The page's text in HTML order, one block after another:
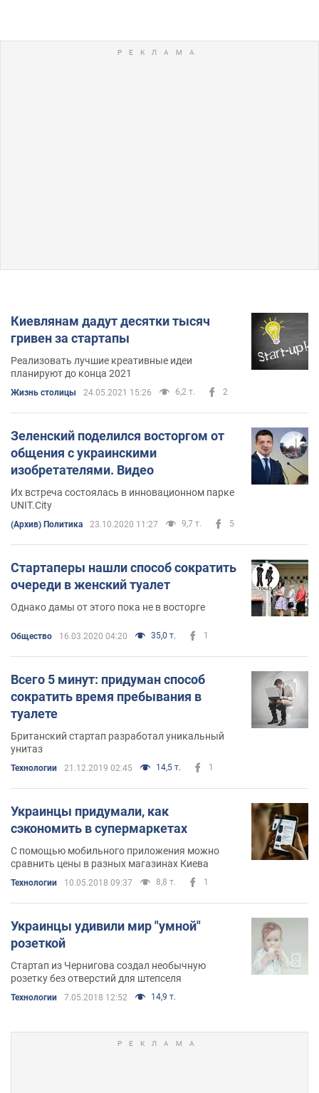
Киевлянам дадут десятки тысяч
гривен за стартапы
Реализовать лучшие креативные идеи
планируют до конца 2021
Жизнь столицы 24.05.2021 15:26 6,2 т. 2
Зеленский поделился восторгом от
общения с украинскими
изобретателями. Видео
Их встреча состоялась в инновационном парке
UNIT.City
(Архив) Политика 23.10.2020 11:27 9,7 т. 5
Стартаперы нашли способ сократить
очереди в женский туалет
Однако дамы от этого пока не в восторге
Общество 16.03.2020 04:20 35,0 т. 1
Всего 5 минут: придуман способ
сократить время пребывания в
туалете
Британский стартап разработал уникальный
унитаз
Технологии 21.12.2019 02:45 14,5 т. 1
Украинцы придумали, как
сэкономить в супермаркетах
С помощью мобильного приложения можно
сравнить цены в разных магазинах Киева
Технологии 10.05.2018 09:37 8,8 т. 1
Украинцы удивили мир "умной"
розеткой
Стартап из Чернигова создал необычную
розетку без отверстий для штепселя
Технологии 7.05.2018 12:52 14,9 т.